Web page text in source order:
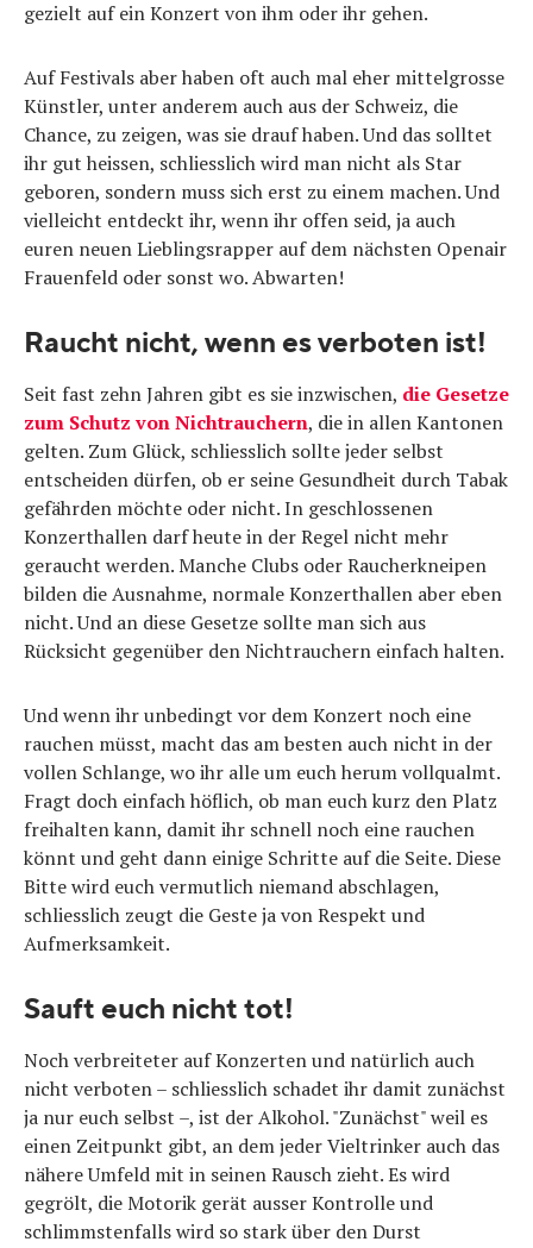
gezielt auf ein Konzert von ihm oder ihr gehen.
Auf Festivals aber haben oft auch mal eher mittelgrosse
Künstler, unter anderem auch aus der Schweiz, die
Chance, zu zeigen, was sie drauf haben. Und das solltet
ihr gut heissen, schliesslich wird man nicht als Star
geboren, sondern muss sich erst zu einem machen. Und
vielleicht entdeckt ihr, wenn ihr offen seid, ja auch
euren neuen Lieblingsrapper auf dem nächsten Openair
Frauenfeld oder sonst wo. Abwarten!
Raucht nicht, wenn es verboten ist!
Seit fast zehn Jahren gibt es sie inzwischen, die Gesetze
zum Schutz von Nichtrauchern, die in allen Kantonen
gelten. Zum Glück, schliesslich sollte jeder selbst
entscheiden dürfen, ob er seine Gesundheit durch Tabak
gefährden möchte oder nicht. In geschlossenen
Konzerthallen darf heute in der Regel nicht mehr
geraucht werden. Manche Clubs oder Raucherkneipen
bilden die Ausnahme, normale Konzerthallen aber eben
nicht. Und an diese Gesetze sollte man sich aus
Rücksicht gegenüber den Nichtrauchern einfach halten.
Und wenn ihr unbedingt vor dem Konzert noch eine
rauchen müsst, macht das am besten auch nicht in der
vollen Schlange, wo ihr alle um euch herum vollqualmt.
Fragt doch einfach höflich, ob man euch kurz den Platz
freihalten kann, damit ihr schnell noch eine rauchen
könnt und geht dann einige Schritte auf die Seite. Diese
Bitte wird euch vermutlich niemand abschlagen,
schliesslich zeugt die Geste ja von Respekt und
Aufmerksamkeit.
Sauft euch nicht tot!
Noch verbreiteter auf Konzerten und natürlich auch
nicht verboten – schliesslich schadet ihr damit zunächst
ja nur euch selbst –, ist der Alkohol. "Zunächst" weil es
einen Zeitpunkt gibt, an dem jeder Vieltrinker auch das
nähere Umfeld mit in seinen Rausch zieht. Es wird
gegrölt, die Motorik gerät ausser Kontrolle und
schlimmstenfalls wird so stark über den Durst